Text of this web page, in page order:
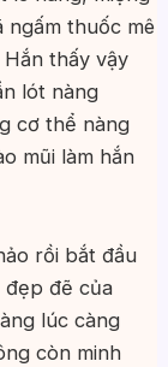
ngấm thuốc mê
thấy vậy
lót nàng
cơ thể nàng
mũi làm hắn
rồi bắt đầu
đẹp đẽ của
lúc càng
còn minh